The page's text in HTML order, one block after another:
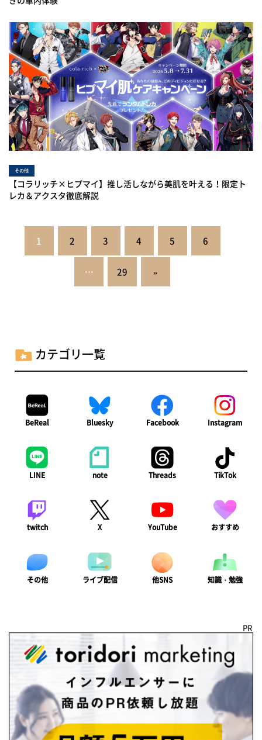
その他
【コラリッチ×ヒプマイ】推し活しながら美肌を叶える！限定ト
レカ＆アクスタ徹底解説
投
稿
送
1 2 3 4 5 6
… 29 »
カテゴリ一覧
BeReal Bluesky Facebook Instagram
LINE note Threads TikTok
twitch X YouTube おすすめ
その他 ライブ配信 他SNS 知識・勉強
PR